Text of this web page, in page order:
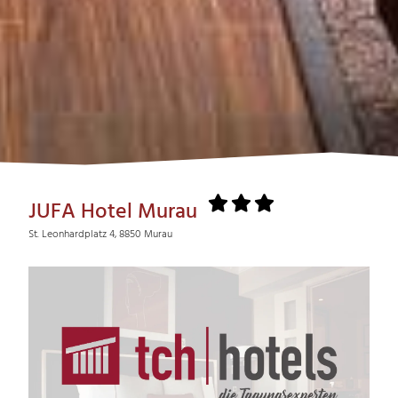
JUFA Hotel Murau
St. Leonhardplatz 4, 8850 Murau